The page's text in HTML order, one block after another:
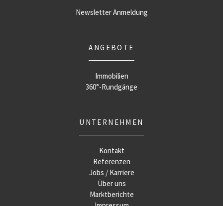
Newsletter Anmeldung
ANGEBOTE
Immobilien
360°-Rundgänge
UNTERNEHMEN
Kontakt
Referenzen
Jobs / Karriere
Über uns
Marktberichte